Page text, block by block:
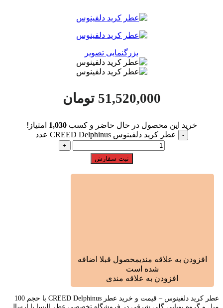
بزرگنمایی تصویر
51,520,000 تومان
خرید این محصول در حال حاضر و کسب1,030 امتیاز!
عطر کرید دلفینوس CREED Delphinus عدد
ثبت سفارش
افزودن به علاقه مندیمحصول قبلا اضافه
شده است
افزودن به علاقه مندی
عطر کرید دلفینوس – قیمت و خرید عطر CREED Delphinus با حجم 100